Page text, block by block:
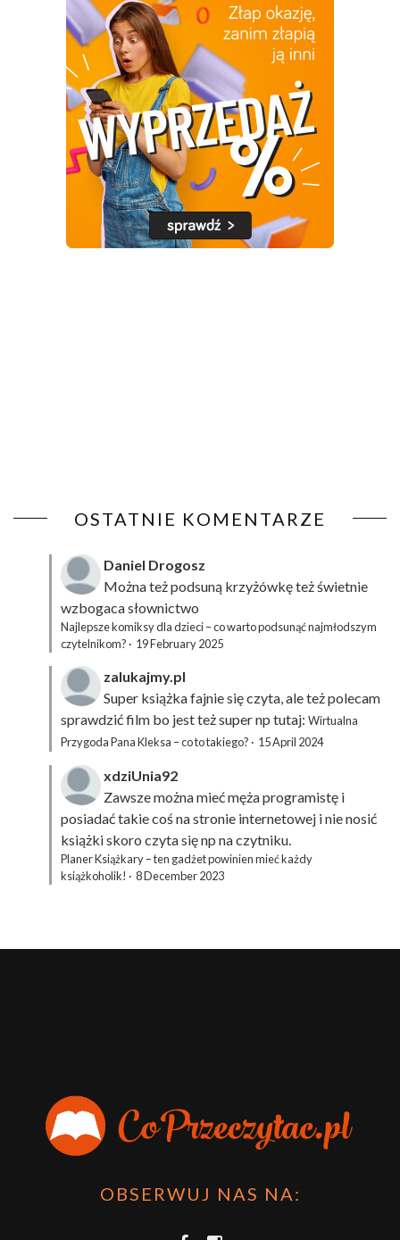
OSTATNIE KOMENTARZE
Daniel Drogosz
Można też podsuną krzyżówkęteż świetnie
wzbogaca słownictwo
Najlepsze komiksy dla dzieci – co warto podsunąć najmłodszym
czytelnikom? · 19 February 2025
zalukajmy.pl
Super książka fajnie się czyta, ale też polecam
sprawdzić film bo jest też super np tutaj: Wirtualna
Przygoda Pana Kleksa – co to takiego? · 15 April 2024
xdziUnia92
Zawsze można mieć męża programistę i
posiadać takie coś na stronie internetowej i nie nosić
książki skoro czyta się np na czytniku.
Planer Książkary – ten gadżet powinien mieć każdy
książkoholik! · 8 December 2023
OBSERWUJ NAS NA: